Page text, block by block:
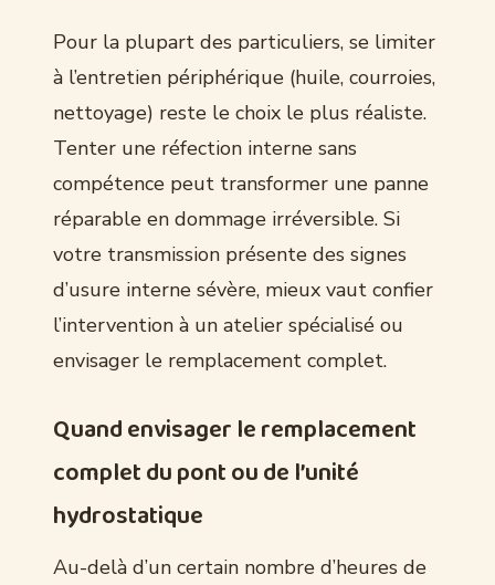
Pour la plupart des particuliers, se limiter
à l’entretien périphérique (huile, courroies,
nettoyage) reste le choix le plus réaliste.
Tenter une réfection interne sans
compétence peut transformer une panne
réparable en dommage irréversible. Si
votre transmission présente des signes
d’usure interne sévère, mieux vaut confier
l’intervention à un atelier spécialisé ou
envisager le remplacement complet.
Quand envisager le remplacement
complet du pont ou de l’unité
hydrostatique
Au-delà d’un certain nombre d’heures de